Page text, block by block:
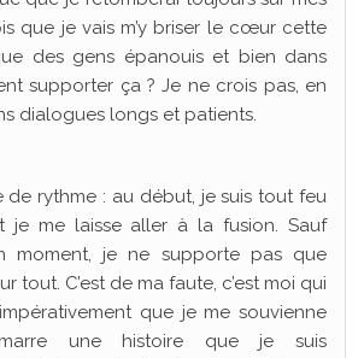
que je vais m’y briser le cœur cette
des gens épanouis et bien dans
supporter ça ? Je ne crois pas, en
dialogues longs et patients.
de rythme : au début, je suis tout feu
je me laisse aller à la fusion. Sauf
moment, je ne supporte pas que
tout. C’est de ma faute, c’est moi qui
que je me souvienne
une histoire que je suis